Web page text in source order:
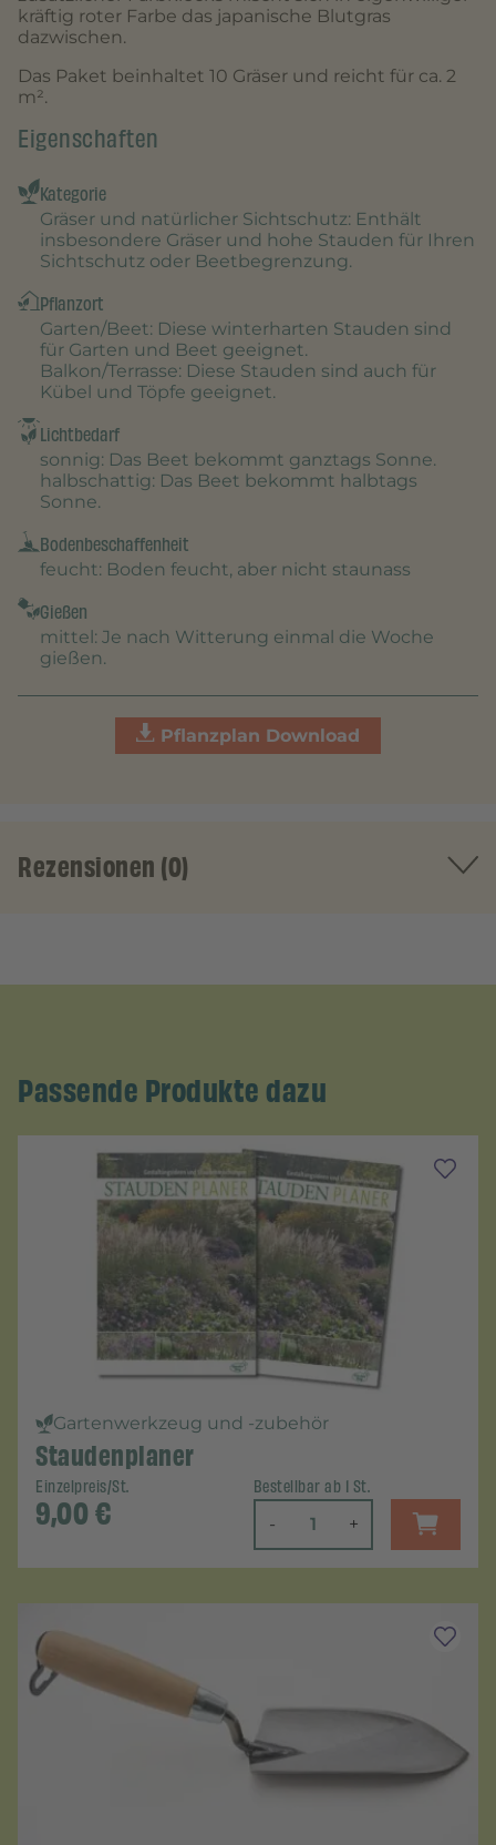
kräftig roter Farbe das japanische Blutgras
dazwischen.
Das Paket beinhaltet 10 Gräser und reicht für ca. 2
m².
Eigenschaften
Kategorie
Gräser und natürlicher Sichtschutz: Enthält
insbesondere Gräser und hohe Stauden für Ihren
Sichtschutz oder Beetbegrenzung.
Pflanzort
Garten/Beet: Diese winterharten Stauden sind
für Garten und Beet geeignet.
Balkon/Terrasse: Diese Stauden sind auch für
Kübel und Töpfe geeignet.
Lichtbedarf
sonnig: Das Beet bekommt ganztags Sonne.
halbschattig: Das Beet bekommt halbtags
Sonne.
Bodenbeschaffenheit
feucht: Boden feucht, aber nicht staunass
Gießen
mittel : Je nach Witterung einmal die Woche
gießen.
Pflanzplan Download
Rezensionen (0)
Passende Produkte dazu
Gartenwerkzeug und -zubehör
Staudenplaner
Einzelpreis/St.
9,00€
Bestellbar ab 1 St.
- +